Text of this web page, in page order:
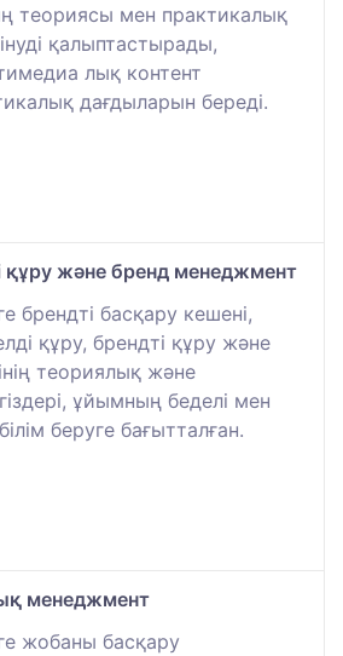
теориясы мен практикалық
қалыптастырады,
лық контент
дағдыларын береді.
және бренд менеджмент
брендті басқару кешені,
құру, брендті құру және
теориялық және
ұйымның беделі мен
беруге бағытталған.
менеджмент
жобаны басқару